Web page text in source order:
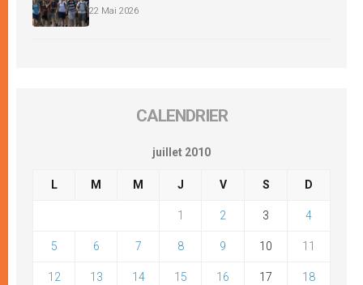
22 Mai 2026
CALENDRIER
juillet 2010
L M M J V S D
1 2 3 4
5 6 7 8 9 10 11
12 13 14 15 16 17 18